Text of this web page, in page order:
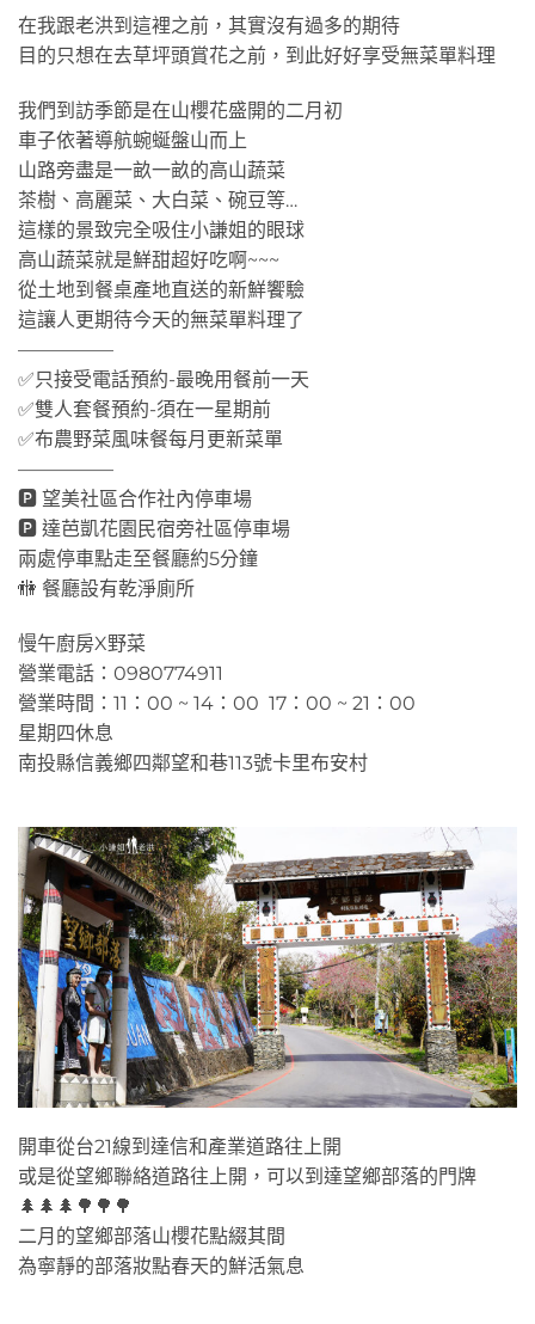
在我跟老洪到這裡之前，其實沒有過多的期待
目的只想在去草坪頭賞花之前，到此好好享受無菜單料理
我們到訪季節是在山櫻花盛開的二月初
車子依著導航蜿蜒盤山而上
山路旁盡是一畝一畝的高山蔬菜
茶樹、高麗菜、大白菜、碗豆等…
這樣的景致完全吸住小謙姐的眼球
高山蔬菜就是鮮甜超好吃啊~~~
從土地到餐桌產地直送的新鮮饗驗
這讓人更期待今天的無菜單料理了
—————
✅只接受電話預約-最晚用餐前一天
✅雙人套餐預約-須在一星期前
✅布農野菜風味餐每月更新菜單
—————
🅿 望美社區合作社內停車場
🅿 達芭凱花園民宿旁社區停車場
兩處停車點走至餐廳約5分鐘
🚻 餐廳設有乾淨廁所
慢午廚房X野菜
營業電話：0980774911
營業時間：11：00 ~ 14：00 17：00 ~ 21：00
星期四休息
南投縣信義鄉四鄰望和巷113號卡里布安村
開車從台21線到達信和產業道路往上開
或是從望鄉聯絡道路往上開，可以到達望鄉部落的門牌
🌲🌲🌲🌳🌳🌳
二月的望鄉部落山櫻花點綴其間
為寧靜的部落妝點春天的鮮活氣息